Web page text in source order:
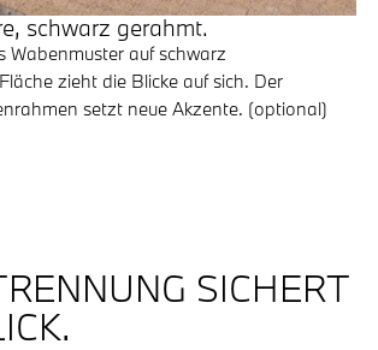
schwarz gerahmt.
Wabenmuster auf schwarz
zieht die Blicke auf sich. Der
setzt neue Akzente. (optional)
SICHERT